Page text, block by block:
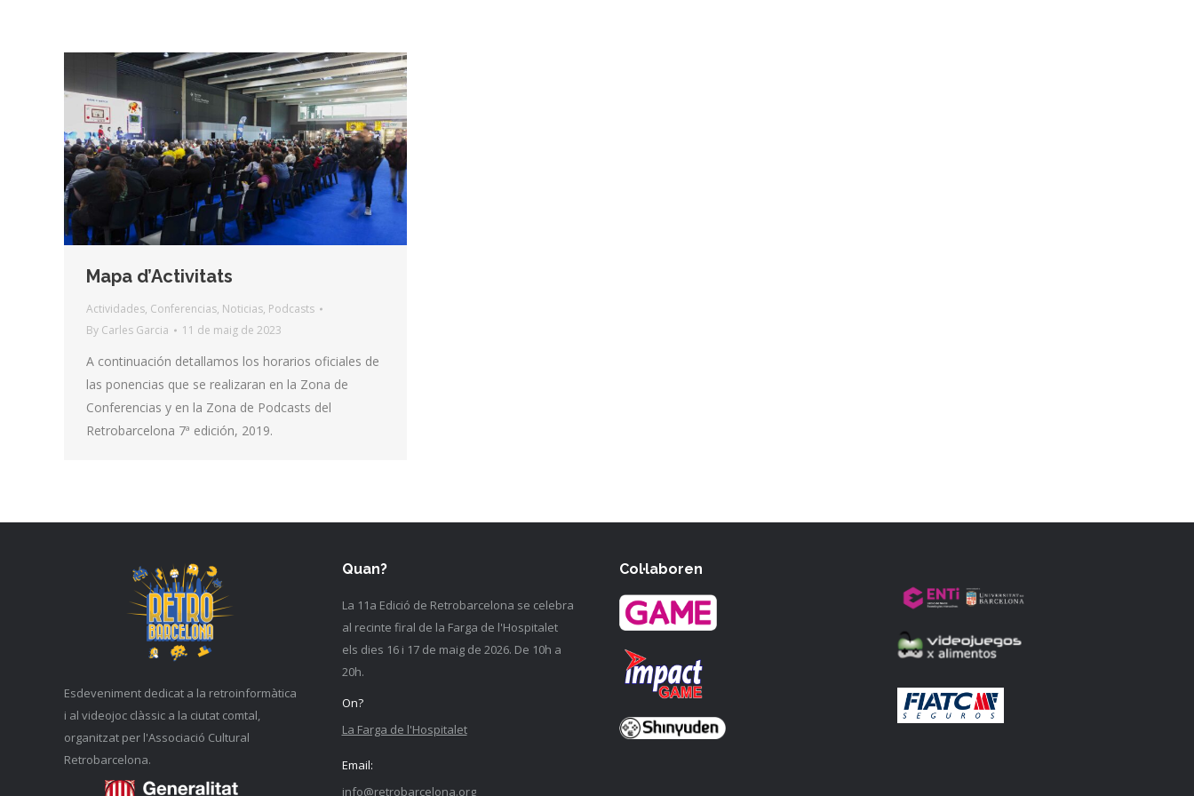
Mapa d’Activitats
Actividades, Conferencias, Noticias, Podcasts
By Carles Garcia 11 de maig de 2023
A continuación detallamos los horarios oficiales de
las ponencias que se realizaran en la Zona de
Conferencias y en la Zona de Podcasts del
Retrobarcelona 7ª edición, 2019.
Esdeveniment dedicat a la retroinformàtica
i al videojoc clàssic a la ciutat comtal,
organitzat per l'Associació Cultural
Retrobarcelona.
Quan?
La 11a Edició de Retrobarcelona se celebra
al recinte firal de la Farga de l'Hospitalet
els dies 16 i 17 de maig de 2026. De 10h a
20h.
On?
La Farga de l'Hospitalet
Email:
info@retrobarcelona.org
Col·laboren